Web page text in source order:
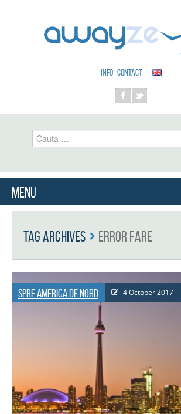
INFO CONTACT
Menu
Skip to content
Tag Archives error fare
Spre America de Nord 4 October 2017